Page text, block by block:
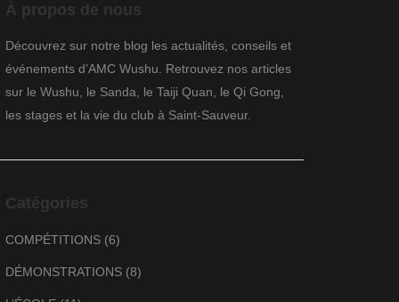
À propos de nous
Découvrez sur notre blog les actualités, conseils et
événements d’AMC Wushu. Retrouvez nos articles
sur le Wushu, le Sanda, le Taiji Quan, le Qi Gong,
les stages et la vie du club à Saint-Sauveur.
Catégories
COMPÉTITIONS (6)
DÉMONSTRATIONS (8)